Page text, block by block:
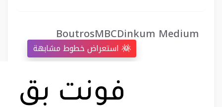
BoutrosMBCDinkum Medium